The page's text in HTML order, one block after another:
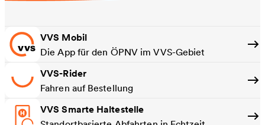
VVS Mobil
Die App für den ÖPNV im VVS-Gebiet
VVS-Rider
Fahren auf Bestellung
VVS Smarte Haltestelle